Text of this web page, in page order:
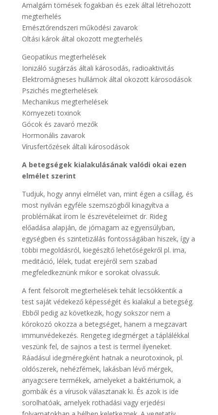
Amalgám tömések fogakban és ezek által létrehozott
megterhelés
Emésztőrendszeri működési zavarok
Oltási károk által okozott megterhelés
Geopatikus megterhelések
Ionizáló sugárzás általi károsodás, radioaktivitás
Elektromágneses hullámok által okozott károsodások
Pszichés megterhelések
Mechanikus megterhelések
Környezeti toxinok
Gócok és zavaró mezők
Hormonális zavarok
Vírusfertőzések általi károsodások
A betegségek kialakulásának valódi okai ezen
elmélet szerint
Tudjuk, hogy annyi elmélet van, mint égen a csillag, és
most nyilván egyféle szemszögből kinagyítva a
problémákat írom le észrevételeimet dr. Rideg
előadása alapján, de jómagam az egyensúlyban,
egységben és szintetizálás fontosságában hiszek, így a
többi megoldásról, kiegészítő lehetőségekről pl. ima,
meditáció, lélek, tudat erejéről sem szabad
megfeledkeznünk mikor e sorokat olvassuk.
A fent felsorolt megterhelések tehát lecsökkentik a
test saját védekező képességét és kialakul a betegség.
Ebből pedig az következik, hogy sokszor nem a
kórokozó okozza a betegséget, hanem a megzavart
immunvédekezés. Rengeteg idegmérget a táplálékkal
veszünk fel, de sajnos a test is termel ilyeneket.
Ráadásul idegméregként hatnak a neurotoxinok, pl.
oldószerek, nehézfémek, lakásban lévő mérgek,
anyagcsere termékek, amelyeket a baktériumok, a
gombák és a vírusok választanak ki. És azok is ide
sorolhatóak, amelyek rothadási vagy erjedési